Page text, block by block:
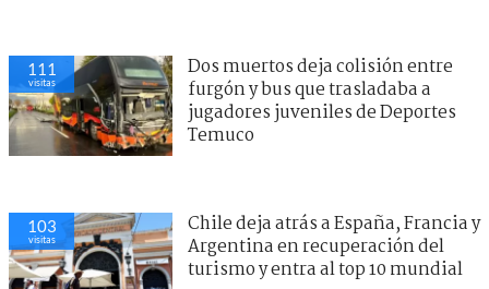
111
visitas
Dos muertos deja colisión entre
furgón y bus que trasladaba a
jugadores juveniles de Deportes
Temuco
103
visitas
Chile deja atrás a España, Francia y
Argentina en recuperación del
turismo y entra al top 10 mundial